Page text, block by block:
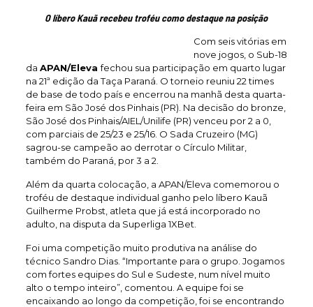
O líbero Kauã recebeu troféu como destaque na posição
Com seis vitórias em
nove jogos, o Sub-18
da APAN/Elevafechou sua participação em quarto lugar
na 21ª edição da Taça Paraná. O torneio reuniu 22 times
de base de todo país e encerrou na manhã desta quarta-
feira em São José dos Pinhais (PR). Na decisão do bronze,
São José dos Pinhais/AIEL/Unilife (PR) venceu por 2 a 0,
com parciais de 25/23 e 25/16. O Sada Cruzeiro (MG)
sagrou-se campeão ao derrotar o Círculo Militar,
também do Paraná, por 3 a 2.
Além da quarta colocação, a APAN/Eleva comemorou o
troféu de destaque individual ganho pelo líbero Kauã
Guilherme Probst, atleta que já está incorporado no
adulto, na disputa da Superliga 1XBet.
Foi uma competição muito produtiva na análise do
técnico Sandro Dias. “Importante para o grupo. Jogamos
com fortes equipes do Sul e Sudeste, num nível muito
alto o tempo inteiro”, comentou. A equipe foi se
encaixando ao longo da competição, foi se encontrando